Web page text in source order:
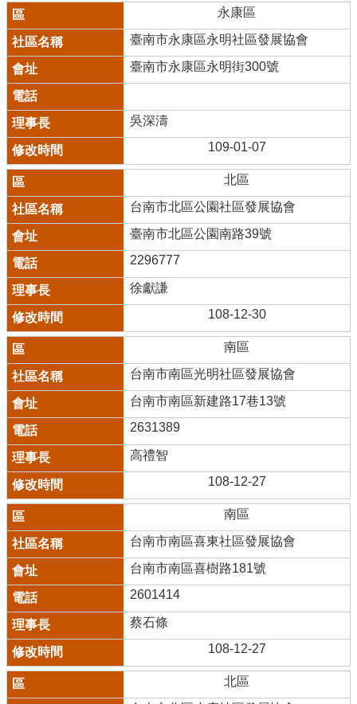
永康區
臺南市永康區永明社區發展協會
臺南市永康區永明街300號
吳深濤
109-01-07
北區
台南市北區公園社區發展協會
臺南市北區公園南路39號
2296777
徐獻謙
108-12-30
南區
台南市南區光明社區發展協會
台南市南區新建路17巷13號
2631389
高禮智
108-12-27
南區
台南市南區喜東社區發展協會
台南市南區喜樹路181號
2601414
蔡石條
108-12-27
北區